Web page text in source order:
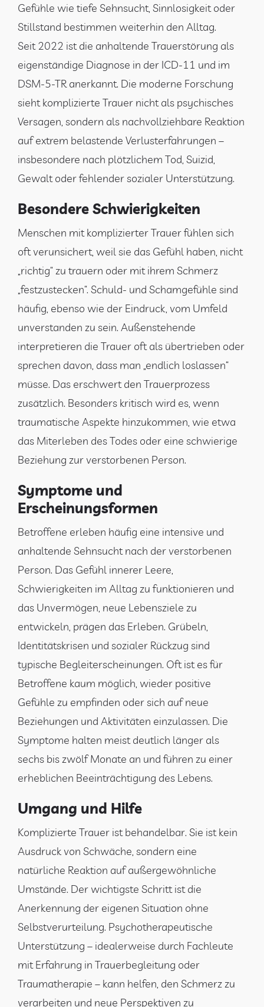
Gefühle wie tiefe Sehnsucht, Sinnlosigkeit oder
Stillstand bestimmen weiterhin den Alltag.
Seit 2022 ist die anhaltende Trauerstörung als
eigenständige Diagnose in der ICD-11 und im
DSM-5-TR anerkannt. Die moderne Forschung
sieht komplizierte Trauer nicht als psychisches
Versagen, sondern als nachvollziehbare Reaktion
auf extrem belastende Verlusterfahrungen –
insbesondere nach plötzlichem Tod, Suizid,
Gewalt oder fehlender sozialer Unterstützung.
Besondere Schwierigkeiten
Menschen mit komplizierter Trauer fühlen sich
oft verunsichert, weil sie das Gefühl haben, nicht
„richtig“ zu trauern oder mit ihrem Schmerz
„festzustecken“. Schuld- und Schamgefühle sind
häufig, ebenso wie der Eindruck, vom Umfeld
unverstanden zu sein. Außenstehende
interpretieren die Trauer oft als übertrieben oder
sprechen davon, dass man „endlich loslassen“
müsse. Das erschwert den Trauerprozess
zusätzlich. Besonders kritisch wird es, wenn
traumatische Aspekte hinzukommen, wie etwa
das Miterleben des Todes oder eine schwierige
Beziehung zur verstorbenen Person.
Symptome und
Erscheinungsformen
Betroffene erleben häufig eine intensive und
anhaltende Sehnsucht nach der verstorbenen
Person. Das Gefühl innerer Leere,
Schwierigkeiten im Alltag zu funktionieren und
das Unvermögen, neue Lebensziele zu
entwickeln, prägen das Erleben. Grübeln,
Identitätskrisen und sozialer Rückzug sind
typische Begleiterscheinungen. Oft ist es für
Betroffene kaum möglich, wieder positive
Gefühle zu empfinden oder sich auf neue
Beziehungen und Aktivitäten einzulassen. Die
Symptome halten meist deutlich länger als
sechs bis zwölf Monate an und führen zu einer
erheblichen Beeinträchtigung des Lebens.
Umgang und Hilfe
Komplizierte Trauer ist behandelbar. Sie ist kein
Ausdruck von Schwäche, sondern eine
natürliche Reaktion auf außergewöhnliche
Umstände. Der wichtigste Schritt ist die
Anerkennung der eigenen Situation ohne
Selbstverurteilung. Psychotherapeutische
Unterstützung – idealerweise durch Fachleute
mit Erfahrung in Trauerbegleitung oder
Traumatherapie – kann helfen, den Schmerz zu
verarbeiten und neue Perspektiven zu